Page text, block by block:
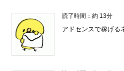
読了時間：約 13分
アドセンスで稼げる